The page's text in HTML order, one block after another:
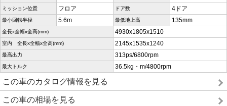
ミッション位置 フロア ドア数 4ドア
最小回転半径 5.6m 最低地上高 135mm
全長x全幅x全高(mm) 4930x1805x1510
室内 全長x全幅x全高(mm) 2145x1535x1240
最高出力 313ps/6800rpm
最大トルク 36.5kg・m/4800rpm
この車のカタログ情報を見る
この車の相場を見る